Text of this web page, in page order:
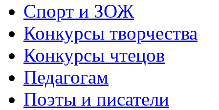
Спорт и ЗОЖ
Конкурсы творчества
Конкурсы чтецов
Педагогам
Поэты и писатели